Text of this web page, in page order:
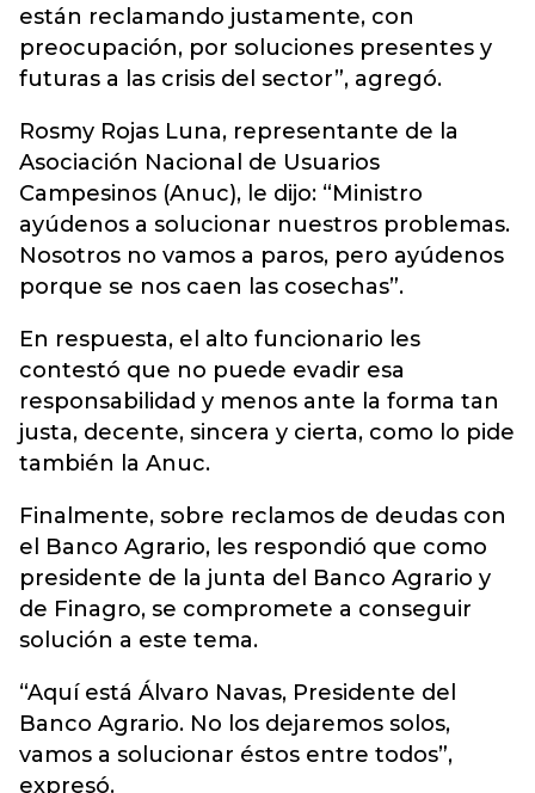
están reclamando justamente, con
preocupación, por soluciones presentes y
futuras a las crisis del sector”, agregó.
Rosmy Rojas Luna, representante de la
Asociación Nacional de Usuarios
Campesinos (Anuc), le dijo: “Ministro
ayúdenos a solucionar nuestros problemas.
Nosotros no vamos a paros, pero ayúdenos
porque se nos caen las cosechas”.
En respuesta, el alto funcionario les
contestó que no puede evadir esa
responsabilidad y menos ante la forma tan
justa, decente, sincera y cierta, como lo pide
también la Anuc.
Finalmente, sobre reclamos de deudas con
el Banco Agrario, les respondió que como
presidente de la junta del Banco Agrario y
de Finagro, se compromete a conseguir
solución a este tema.
“Aquí está Álvaro Navas, Presidente del
Banco Agrario. No los dejaremos solos,
vamos a solucionar éstos entre todos”,
expresó.